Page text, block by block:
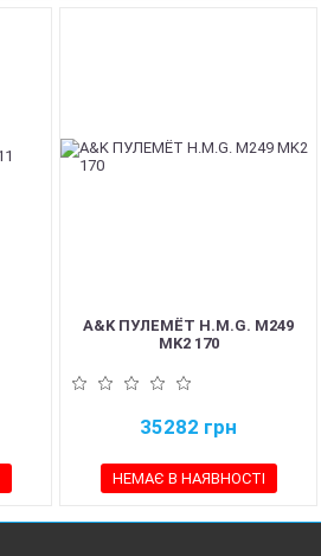
A&K ПУЛЕМЁТ H.M.G. M249
MK2 170
35282 грн
НЕМАЄ В НАЯВНОСТІ